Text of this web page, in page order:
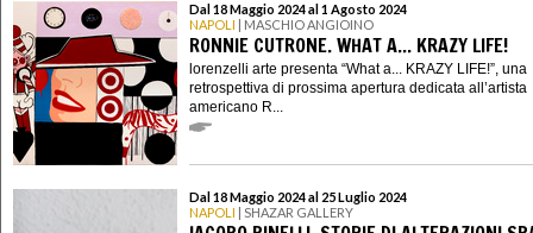
Dal 18 Maggio 2024 al 1 Agosto 2024
NAPOLI | MASCHIO ANGIOINO
RONNIE CUTRONE. WHAT A... KRAZY LIFE!
lorenzelli arte presenta “What a... KRAZY LIFE!”, una
retrospettiva di prossima apertura dedicata all’artista
americano R...
Dal 18 Maggio 2024 al 25 Luglio 2024
NAPOLI | SHAZAR GALLERY